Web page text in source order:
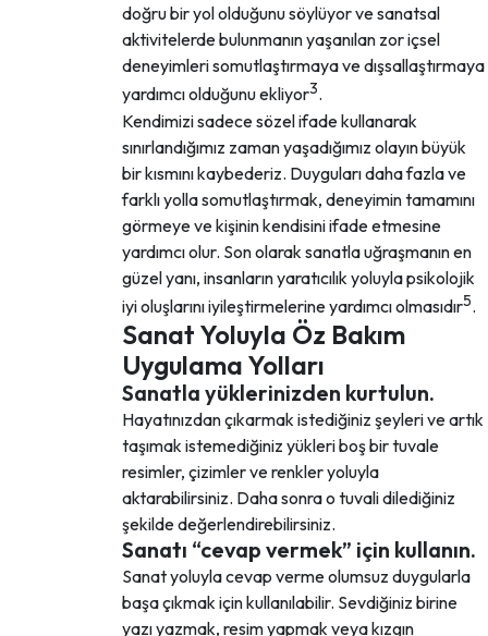
doğru bir yol olduğunu söylüyor ve sanatsal
aktivitelerde bulunmanın yaşanılan zor içsel
deneyimleri somutlaştırmaya ve dışsallaştırmaya
yardımcı olduğunu ekliyor3.
Kendimizi sadece sözel ifade kullanarak
sınırlandığımız zaman yaşadığımız olayın büyük
bir kısmını kaybederiz. Duyguları daha fazla ve
farklı yolla somutlaştırmak, deneyimin tamamını
görmeye ve kişinin kendisini ifade etmesine
yardımcı olur. Son olarak sanatla uğraşmanın en
güzel yanı, insanların yaratıcılık yoluyla psikolojik
iyi oluşlarını iyileştirmelerine yardımcı olmasıdır5.
Sanat Yoluyla Öz Bakım
Uygulama Yolları
Sanatla yüklerinizden kurtulun.
Hayatınızdan çıkarmak istediğiniz şeyleri ve artık
taşımak istemediğiniz yükleri boş bir tuvale
resimler, çizimler ve renkler yoluyla
aktarabilirsiniz. Daha sonra o tuvali dilediğiniz
şekilde değerlendirebilirsiniz.
Sanatı “cevap vermek” için kullanın.
Sanat yoluyla cevap verme olumsuz duygularla
başa çıkmak için kullanılabilir. Sevdiğiniz birine
yazı yazmak, resim yapmak veya kızgın